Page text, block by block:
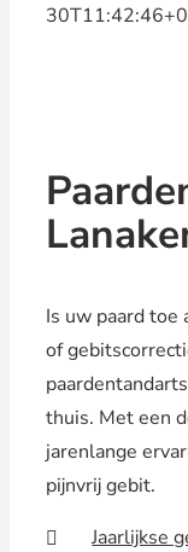
Is uw paard toe
of
thuis. Met een
jarenlange
pijnvrij gebit.
Jaarlijkse